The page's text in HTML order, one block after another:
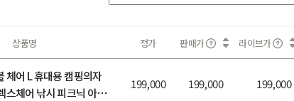
상품명 정가 판매가 라이브가
체어 L 휴대용 캠핑의자
스체어 낚시 피크닉 아웃
199,000 199,000 199,000